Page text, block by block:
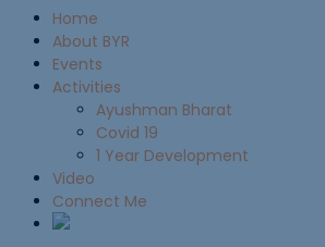
Home
About BYR
Events
Activities
Ayushman Bharat
Covid 19
1 Year Development
Video
Connect Me